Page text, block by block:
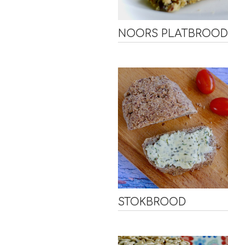
NOORS PLATBROOD
STOKBROOD